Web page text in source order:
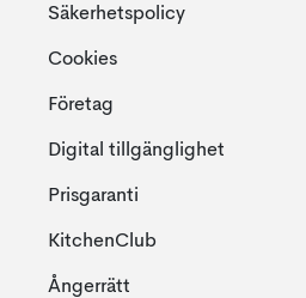
Säkerhetspolicy
Cookies
Företag
Digital tillgänglighet
Prisgaranti
KitchenClub
Ångerrätt